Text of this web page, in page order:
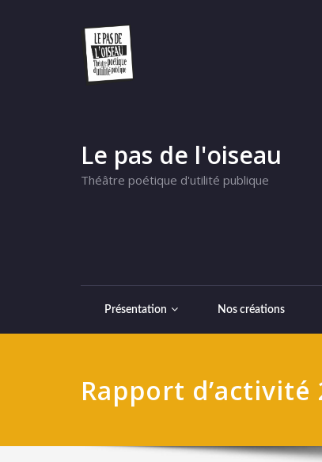
Le pas de l'oiseau
Théâtre poétique d'utilité publique
Présentation Nos créations
Rapport d’activité